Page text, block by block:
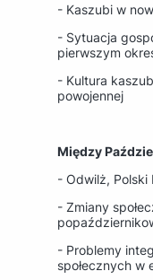
- Kaszubi w
- Sytuacja
pierwszym
- Kultura
powojennej
Między
- Odwilż, Polski
- Zmiany
- Problemy
społecznych w